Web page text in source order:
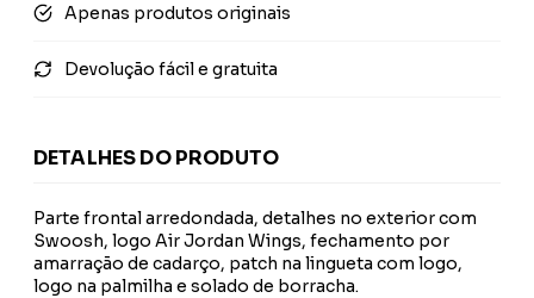
Apenas produtos originais
Devolução fácil e gratuita
DETALHES DO PRODUTO
Parte frontal arredondada, detalhes no exterior com
Swoosh, logo Air Jordan Wings, fechamento por
amarração de cadarço, patch na lingueta com logo,
logo na palmilha e solado de borracha.